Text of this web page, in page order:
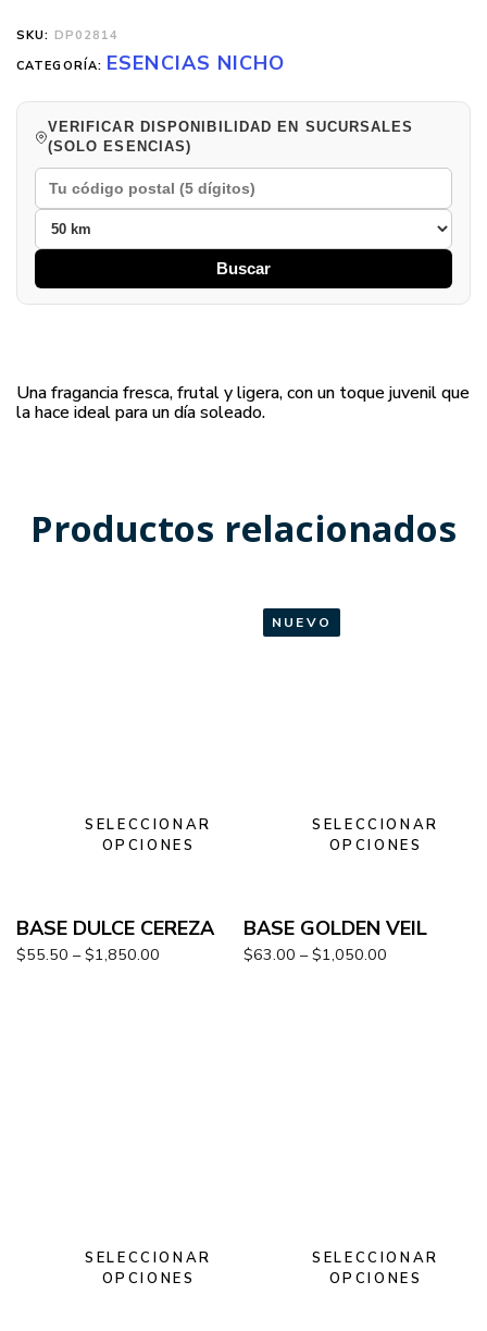
SKU: DP02814
CATEGORÍA: ESENCIAS NICHO
VERIFICAR DISPONIBILIDAD EN SUCURSALES
(SOLO ESENCIAS)
Buscar
Una fragancia fresca, frutal y ligera, con un toque juvenil que
la hace ideal para un día soleado.
Productos relacionados
SELECCIONAR
OPCIONES
BASE DULCE CEREZA
$55.50 – $1,850.00
NUEVO
SELECCIONAR
OPCIONES
BASE GOLDEN VEIL
$63.00 – $1,050.00
SELECCIONAR
OPCIONES
SELECCIONAR
OPCIONES